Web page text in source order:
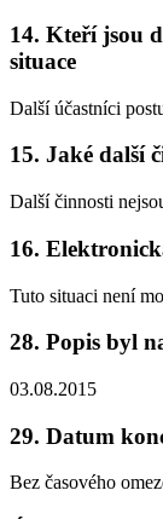
14. Kteří jsou
situace
Další účastníci
15. Jaké další
Další činnosti
16.
Tuto situaci není
28. Popis byl
03.08.2015
29. Datum
Bez časového